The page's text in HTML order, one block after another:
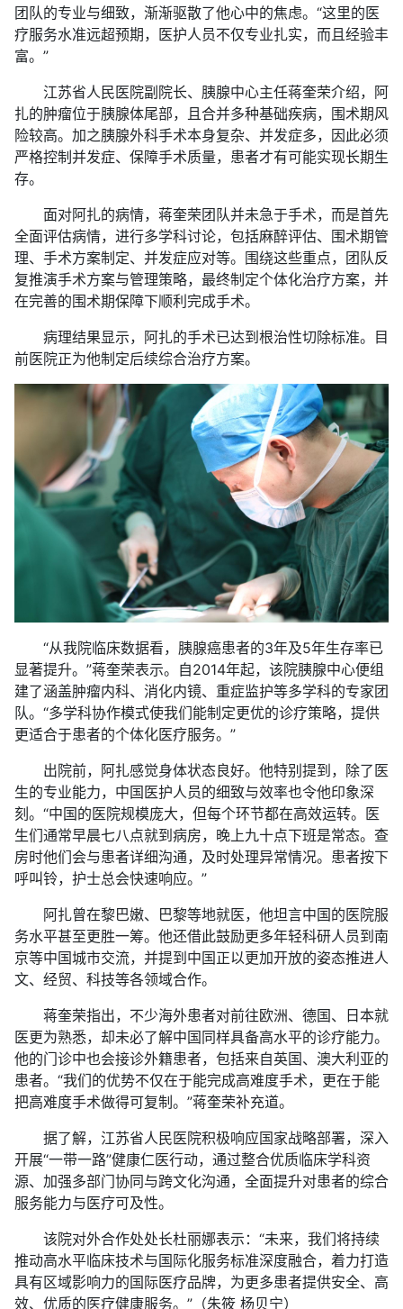
团队的专业与细致，渐渐驱散了他心中的焦虑。“这里的医
疗服务水准远超预期，医护人员不仅专业扎实，而且经验丰
富。”
江苏省人民医院副院长、胰腺中心主任蒋奎荣介绍，阿
扎的肿瘤位于胰腺体尾部，且合并多种基础疾病，围术期风
险较高。加之胰腺外科手术本身复杂、并发症多，因此必须
严格控制并发症、保障手术质量，患者才有可能实现长期生
存。
面对阿扎的病情，蒋奎荣团队并未急于手术，而是首先
全面评估病情，进行多学科讨论，包括麻醉评估、围术期管
理、手术方案制定、并发症应对等。围绕这些重点，团队反
复推演手术方案与管理策略，最终制定个体化治疗方案，并
在完善的围术期保障下顺利完成手术。
病理结果显示，阿扎的手术已达到根治性切除标准。目
前医院正为他制定后续综合治疗方案。
“从我院临床数据看，胰腺癌患者的3年及5年生存率已
显著提升。”蒋奎荣表示。自2014年起，该院胰腺中心便组
建了涵盖肿瘤内科、消化内镜、重症监护等多学科的专家团
队。“多学科协作模式使我们能制定更优的诊疗策略，提供
更适合于患者的个体化医疗服务。”
出院前，阿扎感觉身体状态良好。他特别提到，除了医
生的专业能力，中国医护人员的细致与效率也令他印象深
刻。“中国的医院规模庞大，但每个环节都在高效运转。医
生们通常早晨七八点就到病房，晚上九十点下班是常态。查
房时他们会与患者详细沟通，及时处理异常情况。患者按下
呼叫铃，护士总会快速响应。”
阿扎曾在黎巴嫩、巴黎等地就医，他坦言中国的医院服
务水平甚至更胜一筹。他还借此鼓励更多年轻科研人员到南
京等中国城市交流，并提到中国正以更加开放的姿态推进人
文、经贸、科技等各领域合作。
蒋奎荣指出，不少海外患者对前往欧洲、德国、日本就
医更为熟悉，却未必了解中国同样具备高水平的诊疗能力。
他的门诊中也会接诊外籍患者，包括来自英国、澳大利亚的
患者。“我们的优势不仅在于能完成高难度手术，更在于能
把高难度手术做得可复制。”蒋奎荣补充道。
据了解，江苏省人民医院积极响应国家战略部署，深入
开展“一带一路”健康仁医行动，通过整合优质临床学科资
源、加强多部门协同与跨文化沟通，全面提升对患者的综合
服务能力与医疗可及性。
该院对外合作处处长杜丽娜表示：“未来，我们将持续
推动高水平临床技术与国际化服务标准深度融合，着力打造
具有区域影响力的国际医疗品牌，为更多患者提供安全、高
效、优质的医疗健康服务。”（朱筱 杨贝宁）